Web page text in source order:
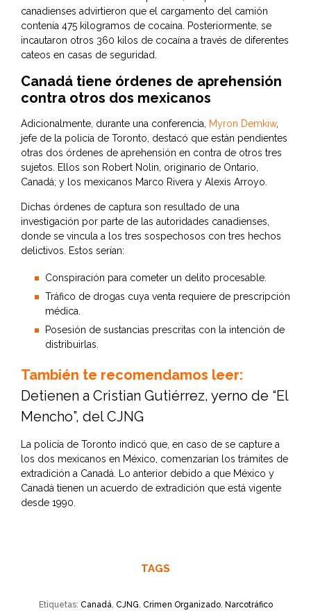
canadienses advirtieron que el cargamento del camión
contenía 475 kilogramos de cocaína. Posteriormente, se
incautaron otros 360 kilos de cocaína a través de diferentes
cateos en casas de seguridad.
Canadá tiene órdenes de aprehensión
contra otros dos mexicanos
Adicionalmente, durante una conferencia, Myron Demkiw,
jefe de la policía de Toronto, destacó que están pendientes
otras dos órdenes de aprehensión en contra de otros tres
sujetos. Ellos son Robert Nolin, originario de Ontario,
Canadá; y los mexicanos Marco Rivera y Alexis Arroyo.
Dichas órdenes de captura son resultado de una
investigación por parte de las autoridades canadienses,
donde se vincula a los tres sospechosos con tres hechos
delictivos. Estos serían:
Conspiración para cometer un delito procesable.
Tráfico de drogas cuya venta requiere de prescripción
médica.
Posesión de sustancias prescritas con la intención de
distribuirlas.
También te recomendamos leer:
Detienen a Cristian Gutiérrez, yerno de “El
Mencho”, del CJNG
La policía de Toronto indicó que, en caso de se capture a
los dos mexicanos en México, comenzarían los trámites de
extradición a Canadá. Lo anterior debido a que México y
Canadá tienen un acuerdo de extradición que está vigente
desde 1990.
TAGS
Etiquetas: Canadá, CJNG, Crimen Organizado, Narcotráfico